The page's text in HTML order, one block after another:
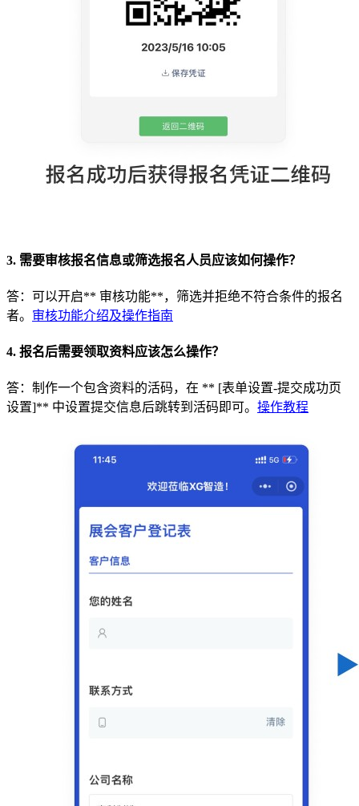
3. 需要审核报名信息或筛选报名人员应该如何操作？
答：可以开启** 审核功能**，筛选并拒绝不符合条件的报名
者。 审核功能介绍及操作指南
4. 报名后需要领取资料应该怎么操作？
答：制作一个包含资料的活码，在 ** [表单设置-提交成功页
设置]** 中设置提交信息后跳转到活码即可。 操作教程